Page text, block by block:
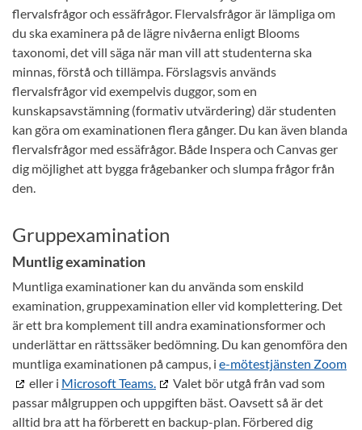
flervalsfrågor och essäfrågor. Flervalsfrågor är lämpliga om
du ska examinera på de lägre nivåerna enligt Blooms
taxonomi, det vill säga när man vill att studenterna ska
minnas, förstå och tillämpa. Förslagsvis används
flervalsfrågor vid exempelvis duggor, som en
kunskapsavstämning (formativ utvärdering) där studenten
kan göra om examinationen flera gånger. Du kan även blanda
flervalsfrågor med essäfrågor. Både Inspera och Canvas ger
dig möjlighet att bygga frågebanker och slumpa frågor från
den.
Gruppexamination
Muntlig examination
Muntliga examinationer kan du använda som enskild
examination, gruppexamination eller vid komplettering. Det
är ett bra komplement till andra examinationsformer och
underlättar en rättssäker bedömning. Du kan genomföra den
muntliga examinationen på campus, i e-mötestjänsten Zoom
eller i Microsoft Teams.
Valet bör utgå från vad som
passar målgruppen och uppgiften bäst. Oavsett så är det
alltid bra att ha förberett en backup-plan. Förbered dig